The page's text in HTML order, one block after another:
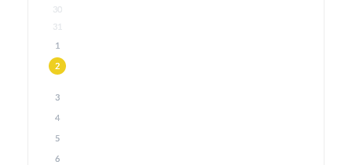
30
31
1
2
3
4
5
6